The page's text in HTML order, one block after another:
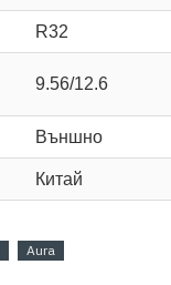
R32
9.56/12.6
Външно
Китай
Aura